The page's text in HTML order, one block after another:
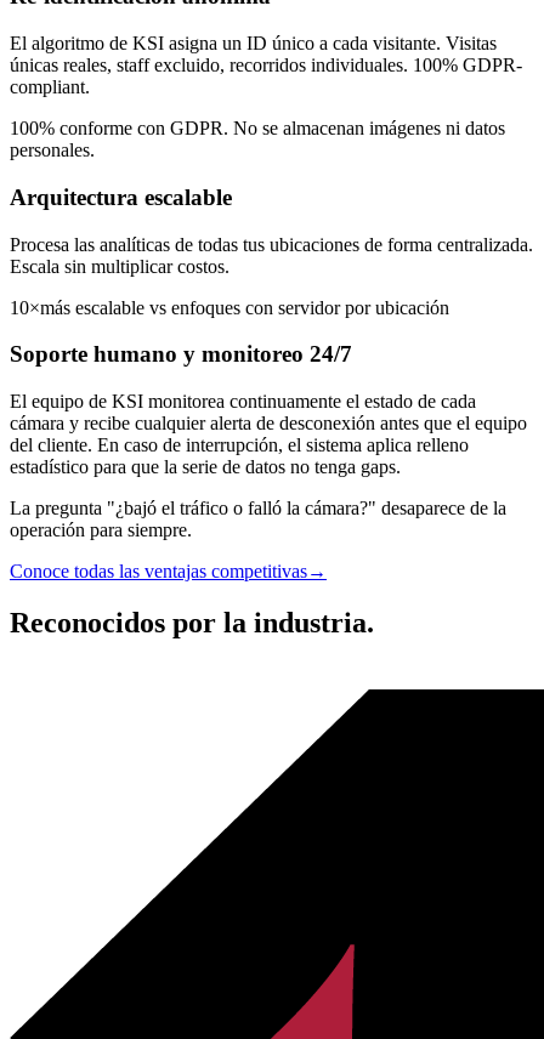
El algoritmo de KSI asigna un ID único a cada visitante. Visitas
únicas reales, staff excluido, recorridos individuales. 100% GDPR-
compliant.
100% conforme con GDPR. No se almacenan imágenes ni datos
personales.
Arquitectura escalable
Procesa las analíticas de todas tus ubicaciones de forma centralizada.
Escala sin multiplicar costos.
10×más escalable vs enfoques con servidor por ubicación
Soporte humano y monitoreo 24/7
El equipo de KSI monitorea continuamente el estado de cada
cámara y recibe cualquier alerta de desconexión antes que el equipo
del cliente. En caso de interrupción, el sistema aplica relleno
estadístico para que la serie de datos no tenga gaps.
La pregunta "¿bajó el tráfico o falló la cámara?" desaparece de la
operación para siempre.
Conoce todas las ventajas competitivas→
Reconocidos por la industria.